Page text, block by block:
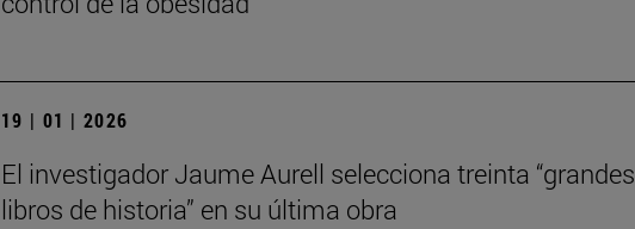
19 | 01 | 2026
El investigador Jaume Aurell selecciona treinta “grandes
libros de historia” en su última obra